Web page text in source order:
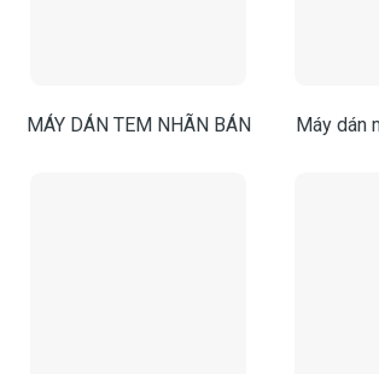
MÁY DÁN TEM NHÃN BÁN
Máy dán